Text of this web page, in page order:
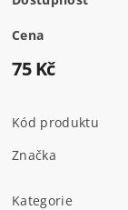
Cena
75 Kč
Kód produktu
Značka
Kategorie